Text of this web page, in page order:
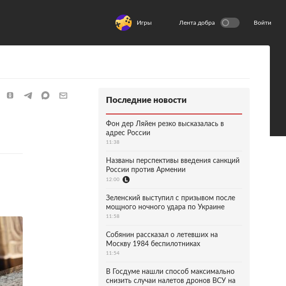
Игры Лента добра Войти
Последние новости
Фон дер Ляйен резко высказалась в
адрес России
11:38
Названы перспективы введения санкций
России против Армении
12:00
Зеленский выступил с призывом после
мощного ночного удара по Украине
11:58
Собянин рассказал о летевших на
Москву 1984 беспилотниках
11:54
В Госдуме нашли способ максимально
снизить случаи налетов дронов ВСУ на